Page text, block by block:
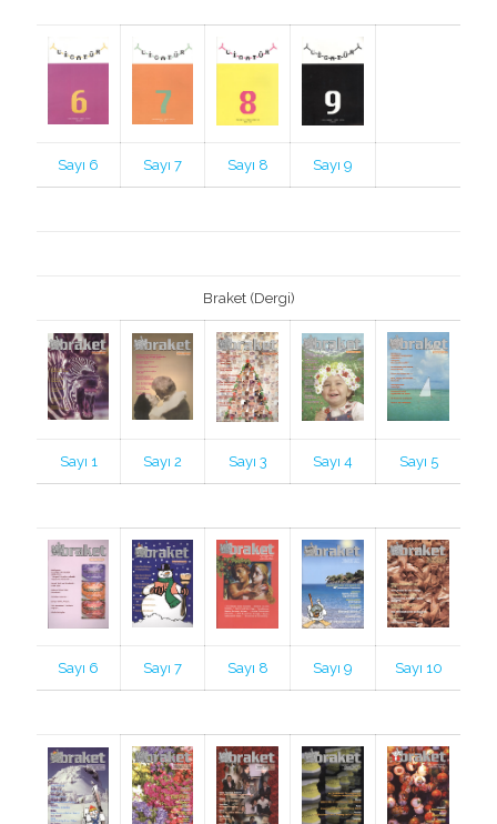
Sayı 6 Sayı 7 Sayı 8 Sayı 9
Braket (Dergi)
Sayı 1 Sayı 2 Sayı 3 Sayı 4 Sayı 5
Sayı 6 Sayı 7 Sayı 8 Sayı 9 Sayı 10